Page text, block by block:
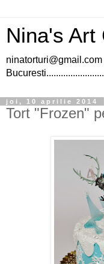
Nina's Art
ninatorturi@gmail.com
joi, 10 aprilie 2014
Tort "Frozen"